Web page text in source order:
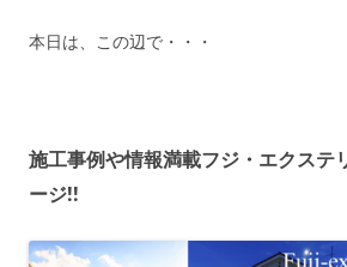
本日は、この辺で・・・
施工事例や情報満載フジ・エクステ
ージ!!